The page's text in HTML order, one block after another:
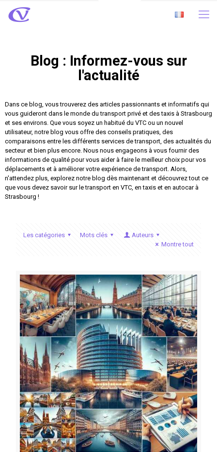
Blog : Informez-vous sur
l'actualité
Dans ce blog, vous trouverez des articles passionnants et informatifs qui
vous guideront dans le monde du transport privé et des taxis à Strasbourg
et ses environs. Que vous soyez un habitué du VTC ou un nouvel
utilisateur, notre blog vous offre des conseils pratiques, des
comparaisons entre les différents services de transport, des actualités du
secteur et bien plus encore. Nous nous engageons à vous fournir des
informations de qualité pour vous aider à faire le meilleur choix pour vos
déplacements et à améliorer votre expérience de transport. Alors,
n'attendez plus, explorez notre blog dès maintenant et découvrez tout ce
que vous devez savoir sur le transport en VTC, en taxis et en autocar à
Strasbourg !
Les catégories Mots clés
Auteurs
Montre tout